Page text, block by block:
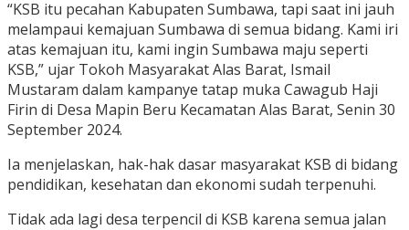
“KSB itu pecahan Kabupaten Sumbawa, tapi saat ini jauh
melampaui kemajuan Sumbawa di semua bidang. Kami iri
atas kemajuan itu, kami ingin Sumbawa maju seperti
KSB,” ujar Tokoh Masyarakat Alas Barat, Ismail
Mustaram dalam kampanye tatap muka Cawagub Haji
Firin di Desa Mapin Beru Kecamatan Alas Barat, Senin 30
September 2024.
Ia menjelaskan, hak-hak dasar masyarakat KSB di bidang
pendidikan, kesehatan dan ekonomi sudah terpenuhi.
Tidak ada lagi desa terpencil di KSB karena semua jalan